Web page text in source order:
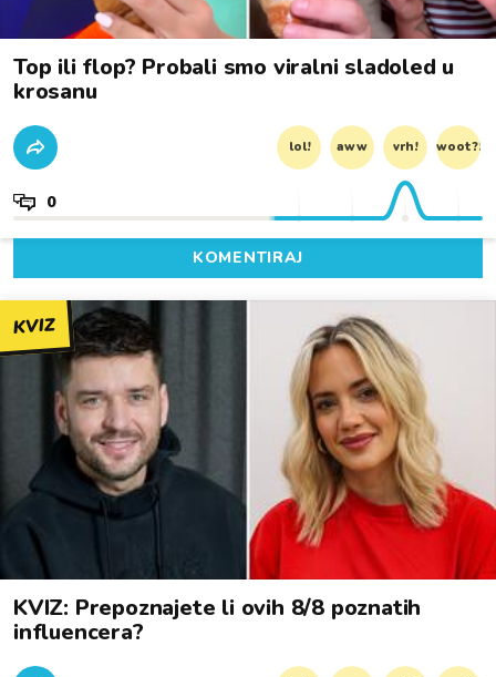
Top ili flop? Probali smo viralni sladoled u
krosanu
lol! aww vrh! woot?!
0
KOMENTIRAJ
KVIZ
KVIZ: Prepoznajete li ovih 8/8 poznatih
influencera?